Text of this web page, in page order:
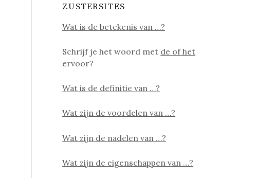
ZUSTERSITES
Wat is de betekenis van …?
Schrijf je het woord met de of het
ervoor?
Wat is de definitie van …?
Wat zijn de voordelen van …?
Wat zijn de nadelen van …?
Wat zijn de eigenschappen van …?